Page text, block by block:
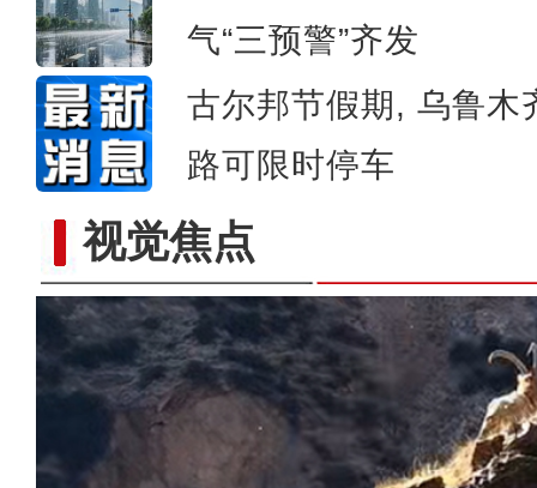
气“三预警”齐发
古尔邦节假期, 乌鲁木
路可限时停车
视觉焦点万余台现代农机亮相新疆国